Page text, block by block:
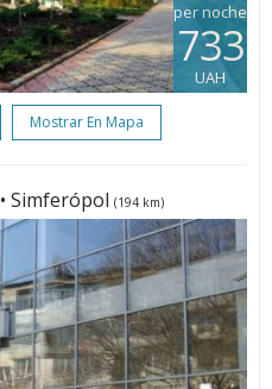
per noche
733
UAH
Mostrar En Mapa
• Simferópol (194 km)